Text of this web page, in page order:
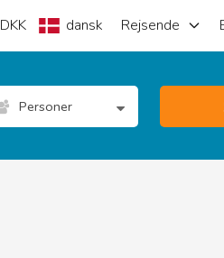
DKK dansk Rejsende
Personer